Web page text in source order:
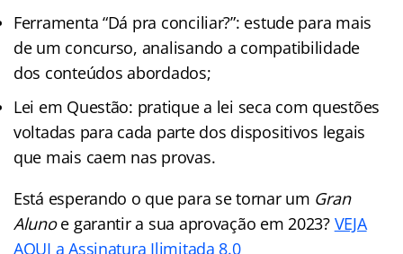
Ferramenta “Dá pra conciliar?”: estude para mais
de um concurso, analisando a compatibilidade
dos conteúdos abordados;
Lei em Questão: pratique a lei seca com questões
voltadas para cada parte dos dispositivos legais
que mais caem nas provas.
Está esperando o que para se tornar um Gran
Alunoe garantir a sua aprovação em 2023? VEJA
AQUI a Assinatura Ilimitada 8.0